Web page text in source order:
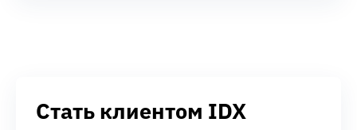
Стать клиентом IDX